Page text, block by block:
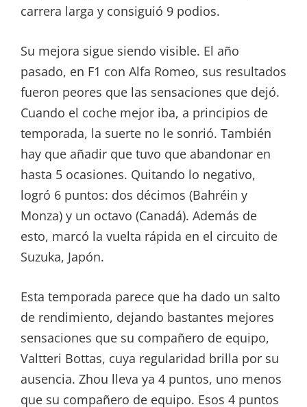
carrera larga y consiguió 9 podios.
Su mejora sigue siendo visible. El año
pasado, en F1 con Alfa Romeo, sus resultados
fueron peores que las sensaciones que dejó.
Cuando el coche mejor iba, a principios de
temporada, la suerte no le sonrió. También
hay que añadir que tuvo que abandonar en
hasta 5 ocasiones. Quitando lo negativo,
logró 6 puntos: dos décimos (Bahréin y
Monza) y un octavo (Canadá). Además de
esto, marcó la vuelta rápida en el circuito de
Suzuka, Japón.
Esta temporada parece que ha dado un salto
de rendimiento, dejando bastantes mejores
sensaciones que su compañero de equipo,
Valtteri Bottas, cuya regularidad brilla por su
ausencia. Zhou lleva ya 4 puntos, uno menos
que su compañero de equipo. Esos 4 puntos